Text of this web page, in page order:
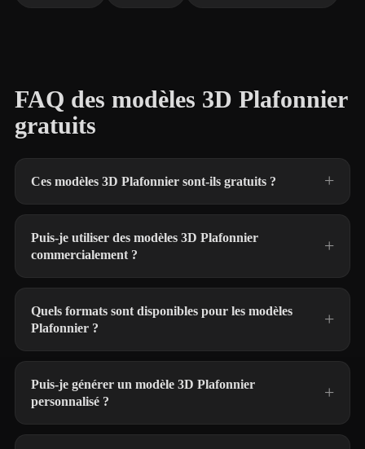
FAQ des modèles 3D Plafonnier
gratuits
Ces modèles 3D Plafonnier sont-ils gratuits ?
Puis-je utiliser des modèles 3D Plafonnier
commercialement ?
Quels formats sont disponibles pour les modèles
Plafonnier ?
Puis-je générer un modèle 3D Plafonnier
personnalisé ?